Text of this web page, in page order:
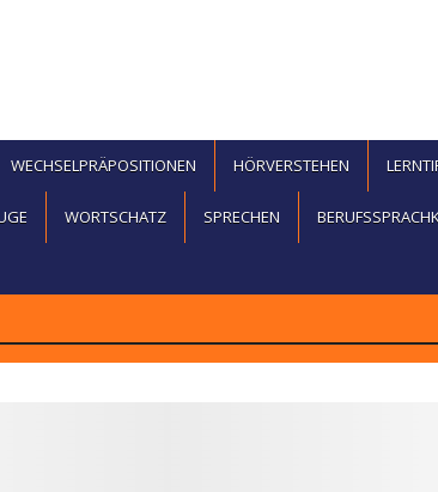
WECHSELPRÄPOSITIONEN HÖRVERSTEHEN
WORTSCHATZ SPRECHEN